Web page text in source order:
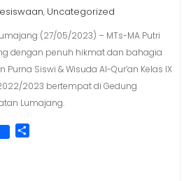
, Uncategorized
(27/05/2023) – MTs-MA Putri
dengan penuh hikmat dan bahagia
Siswi & Wisuda Al-Qur’an Kelas IX
2023 bertempat di Gedung
Lumajang.